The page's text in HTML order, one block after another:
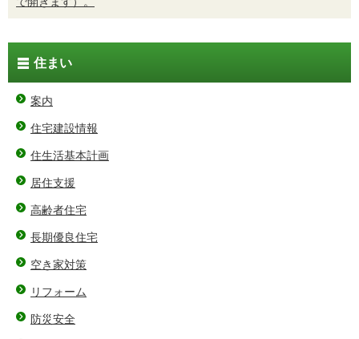
住まい
案内
住宅建設情報
住生活基本計画
居住支援
高齢者住宅
長期優良住宅
空き家対策
リフォーム
防災安全